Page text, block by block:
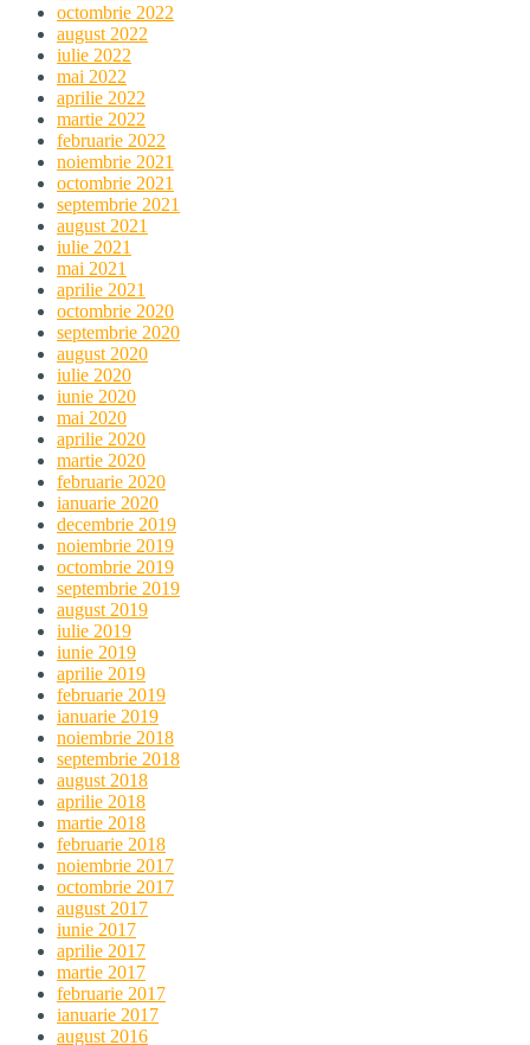
octombrie 2022
august 2022
iulie 2022
mai 2022
aprilie 2022
martie 2022
februarie 2022
noiembrie 2021
octombrie 2021
septembrie 2021
august 2021
iulie 2021
mai 2021
aprilie 2021
octombrie 2020
septembrie 2020
august 2020
iulie 2020
iunie 2020
mai 2020
aprilie 2020
martie 2020
februarie 2020
ianuarie 2020
decembrie 2019
noiembrie 2019
octombrie 2019
septembrie 2019
august 2019
iulie 2019
iunie 2019
aprilie 2019
februarie 2019
ianuarie 2019
noiembrie 2018
septembrie 2018
august 2018
aprilie 2018
martie 2018
februarie 2018
noiembrie 2017
octombrie 2017
august 2017
iunie 2017
aprilie 2017
martie 2017
februarie 2017
ianuarie 2017
august 2016